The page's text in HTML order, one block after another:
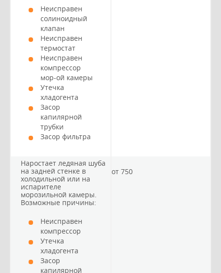
Неисправен
солиноидный
клапан
Неисправен
термостат
Неисправен
компрессор
мор-ой камеры
Утечка
хладогента
Засор
капилярной
трубки
Засор фильтра
Наростает ледяная шуба
на задней стенке в
холодильной или на
испарителе
морозильной камеры.
Возможные причины:
Неисправен
компрессор
Утечка
хладогента
Засор
капилярной
от 750